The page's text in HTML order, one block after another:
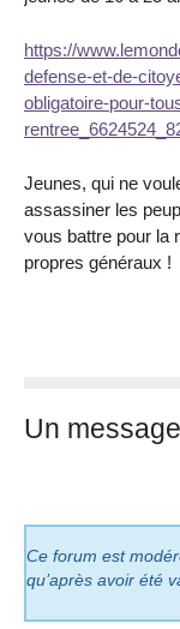
https://
defense-et-de-
obligatoire-pour-
Jeunes, qui ne
assassiner les
vous battre pour la
propres généraux !
Un
Ce forum est
qu’après avoir été